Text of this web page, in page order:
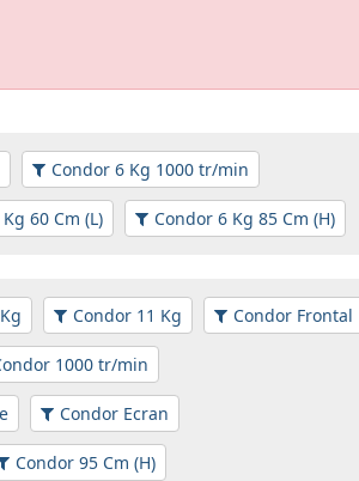
Condor 6 Kg 1000 tr/min
60 Cm (L) Condor 6 Kg 85 Cm (H)
Condor 11 Kg Condor Frontal
1000 tr/min
Condor Ecran
Condor 95 Cm (H)